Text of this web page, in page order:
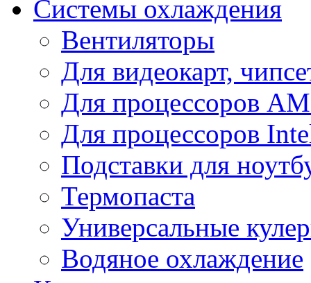
Системы охлаждения
Вентиляторы
Для видеокарт,
Для процессоров
Для процессоров
Подставки для
Термопаста
Универсальные
Водяное охлаждение